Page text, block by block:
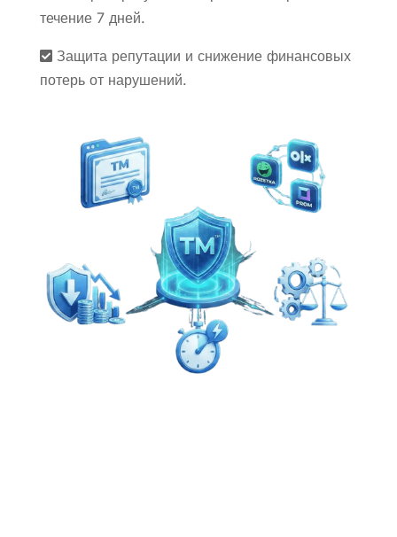
течение 7 дней.
Защита репутации и снижение финансовых
потерь от нарушений.